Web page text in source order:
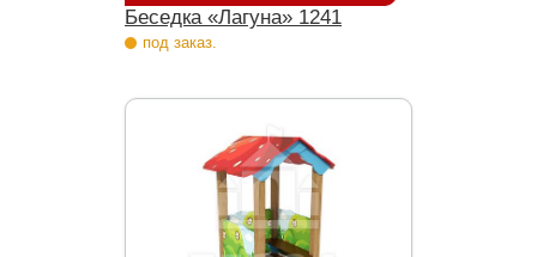
Беседка «Лагуна» 1241
под заказ.